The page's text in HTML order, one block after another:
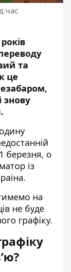
час
та
це
знову
березня, о
із
.
на
не буде
графіку.